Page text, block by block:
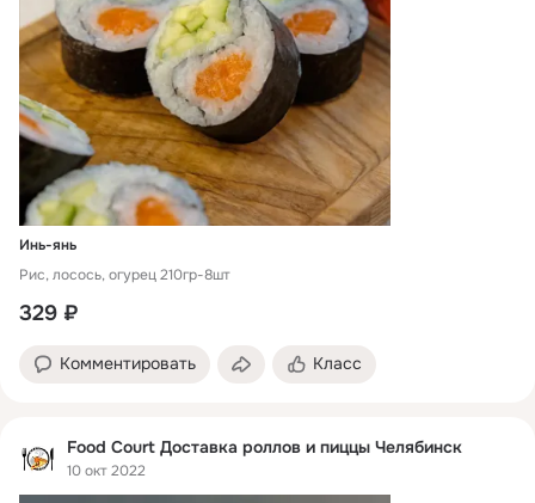
Инь-янь
Рис, лосось, огурец 210гр-8шт
329 ₽
Комментировать Класс
Food Court Доставка роллов и пиццы Челябинск
10 окт 2022